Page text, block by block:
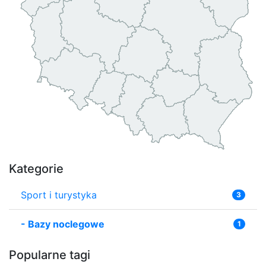
Kategorie
Sport i turystyka 3
- Bazy noclegowe 1
Popularne tagi